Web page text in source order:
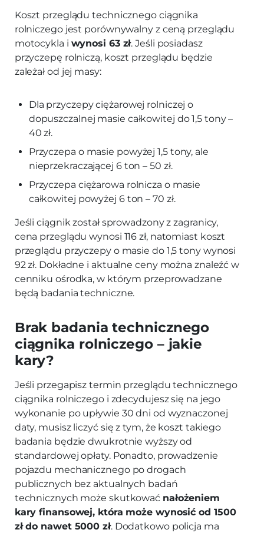
Koszt przeglądu technicznego ciągnika
rolniczego jest porównywalny z ceną przeglądu
motocykla i wynosi 63 zł. Jeśli posiadasz
przyczepę rolniczą, koszt przeglądu będzie
zależał od jej masy:
Dla przyczepy ciężarowej rolniczej o
dopuszczalnej masie całkowitej do 1,5 tony –
40 zł.
Przyczepa o masie powyżej 1,5 tony, ale
nieprzekraczającej 6 ton – 50 zł.
Przyczepa ciężarowa rolnicza o masie
całkowitej powyżej 6 ton – 70 zł.
Jeśli ciągnik został sprowadzony z zagranicy,
cena przeglądu wynosi 116 zł, natomiast koszt
przeglądu przyczepy o masie do 1,5 tony wynosi
92 zł. Dokładne i aktualne ceny można znaleźć w
cenniku ośrodka, w którym przeprowadzane
będą badania techniczne.
Brak badania technicznego
ciągnika rolniczego – jakie
kary?
Jeśli przegapisz termin przeglądu technicznego
ciągnika rolniczego i zdecydujesz się na jego
wykonanie po upływie 30 dni od wyznaczonej
daty, musisz liczyć się z tym, że koszt takiego
badania będzie dwukrotnie wyższy od
standardowej opłaty. Ponadto, prowadzenie
pojazdu mechanicznego po drogach
publicznych bez aktualnych badań
technicznych może skutkować nałożeniem
kary finansowej, która może wynosić od 1500
zł do nawet 5000 zł. Dodatkowo policja ma